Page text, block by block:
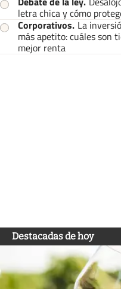
letra chica y cómo
Corporativos. La
más apetito: cuáles son
mejor renta
Destacadas de hoy